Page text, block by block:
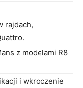
rajdach,
z modelami R8
i wkroczenie